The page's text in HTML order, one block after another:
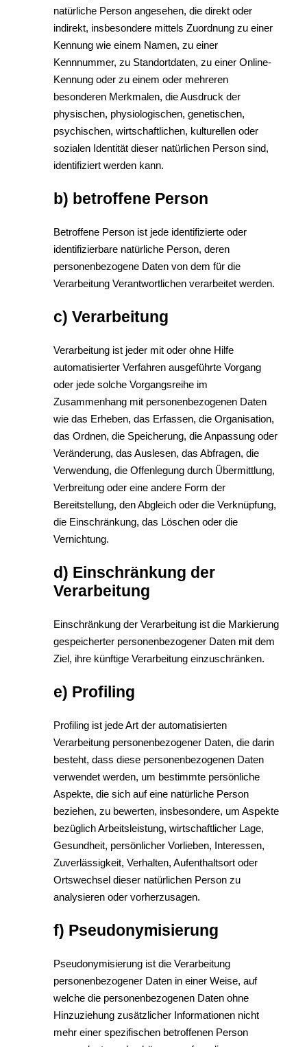
natürliche Person angesehen, die direkt oder
indirekt, insbesondere mittels Zuordnung zu einer
Kennung wie einem Namen, zu einer
Kennnummer, zu Standortdaten, zu einer Online-
Kennung oder zu einem oder mehreren
besonderen Merkmalen, die Ausdruck der
physischen, physiologischen, genetischen,
psychischen, wirtschaftlichen, kulturellen oder
sozialen Identität dieser natürlichen Person sind,
identifiziert werden kann.
b) betroffene Person
Betroffene Person ist jede identifizierte oder
identifizierbare natürliche Person, deren
personenbezogene Daten von dem für die
Verarbeitung Verantwortlichen verarbeitet werden.
c) Verarbeitung
Verarbeitung ist jeder mit oder ohne Hilfe
automatisierter Verfahren ausgeführte Vorgang
oder jede solche Vorgangsreihe im
Zusammenhang mit personenbezogenen Daten
wie das Erheben, das Erfassen, die Organisation,
das Ordnen, die Speicherung, die Anpassung oder
Veränderung, das Auslesen, das Abfragen, die
Verwendung, die Offenlegung durch Übermittlung,
Verbreitung oder eine andere Form der
Bereitstellung, den Abgleich oder die Verknüpfung,
die Einschränkung, das Löschen oder die
Vernichtung.
d) Einschränkung der
Verarbeitung
Einschränkung der Verarbeitung ist die Markierung
gespeicherter personenbezogener Daten mit dem
Ziel, ihre künftige Verarbeitung einzuschränken.
e) Profiling
Profiling ist jede Art der automatisierten
Verarbeitung personenbezogener Daten, die darin
besteht, dass diese personenbezogenen Daten
verwendet werden, um bestimmte persönliche
Aspekte, die sich auf eine natürliche Person
beziehen, zu bewerten, insbesondere, um Aspekte
bezüglich Arbeitsleistung, wirtschaftlicher Lage,
Gesundheit, persönlicher Vorlieben, Interessen,
Zuverlässigkeit, Verhalten, Aufenthaltsort oder
Ortswechsel dieser natürlichen Person zu
analysieren oder vorherzusagen.
f) Pseudonymisierung
Pseudonymisierung ist die Verarbeitung
personenbezogener Daten in einer Weise, auf
welche die personenbezogenen Daten ohne
Hinzuziehung zusätzlicher Informationen nicht
mehr einer spezifischen betroffenen Person